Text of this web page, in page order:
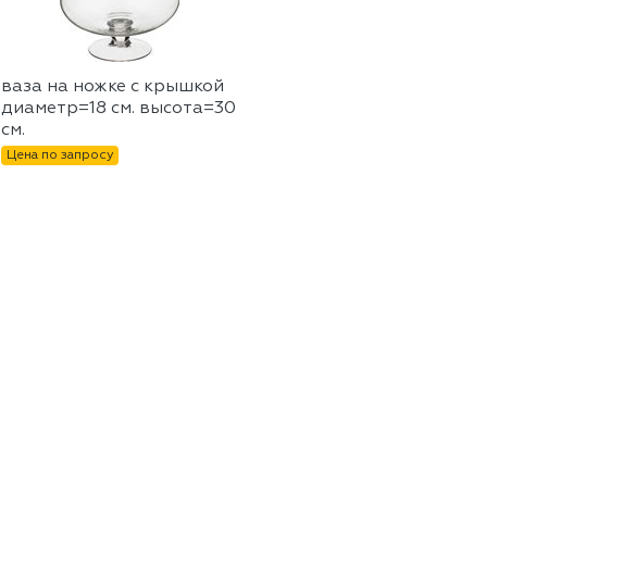
ваза на ножке с крышкой
диаметр=18 см. высота=30
см.
Цена по запросу